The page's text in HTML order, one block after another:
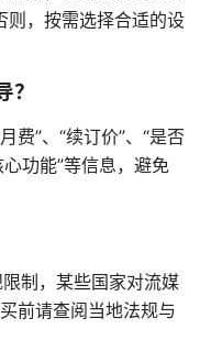
则，按需选择合适的设
费”、“续订价”、“是否
功能”等信息，避免
制，某些国家对流媒
前请查阅当地法规与